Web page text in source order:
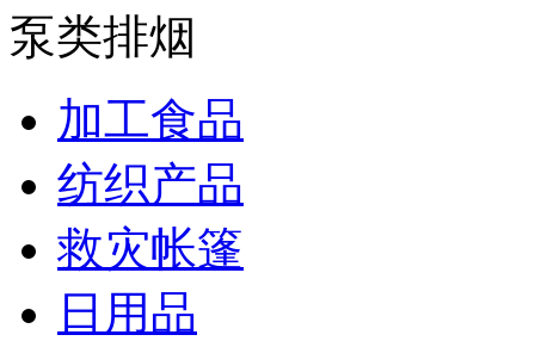
泵类排烟
加工食品
纺织产品
救灾帐篷
日用品